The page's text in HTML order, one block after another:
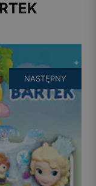
NASTĘPNY